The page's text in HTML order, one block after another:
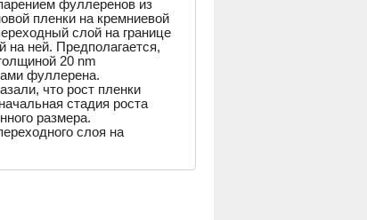
фуллеренов из
пленки на кремниевой
слой на границе
на ней. Предполагается,
20 nm
фуллерена.
что рост пленки
стадия роста
размера.
слоя на